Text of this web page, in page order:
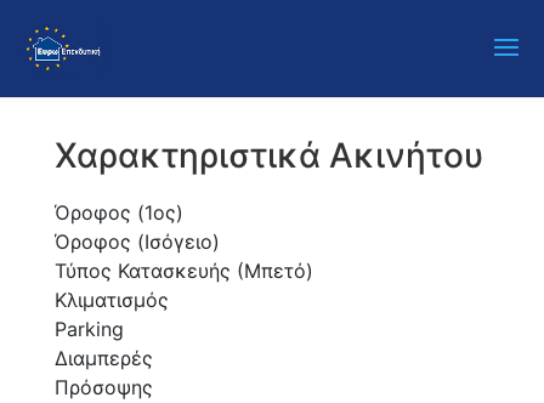
Χαρακτηριστικά Ακινήτου
Όροφος (1ος)
Όροφος (Ισόγειο)
Τύπος Κατασκευής (Μπετό)
Κλιματισμός
Parking
Διαμπερές
Πρόσοψης